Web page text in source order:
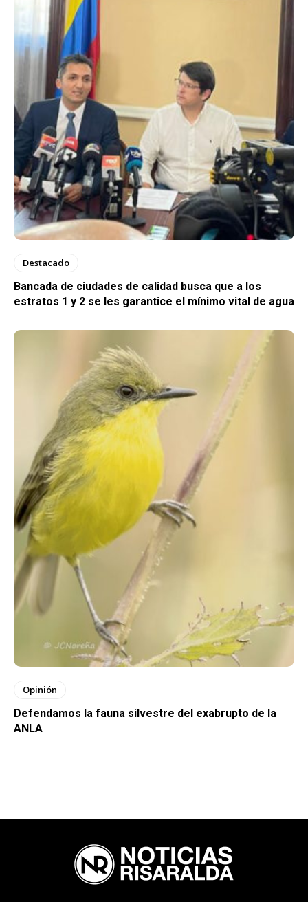
Destacado
Bancada de ciudades de calidad busca que a los
estratos 1 y 2 se les garantice el mínimo vital de agua
Opinión
Defendamos la fauna silvestre del exabrupto de la
ANLA